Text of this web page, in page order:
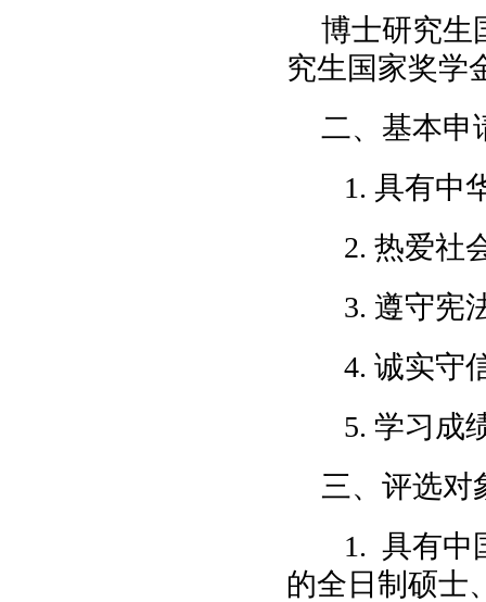
博士研究生
究生国家奖学
二、基本申
1. 具有中
2. 热爱社
3. 遵守宪
4. 诚实守
5. 学习成
三、评选对
1. 具有中
的全日制硕士